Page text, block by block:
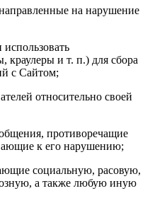
на нарушение
краулеры и т. п.) для сбора
с Сайтом;
относительно своей
противоречащие
к его нарушению;
социальную, расовую,
а также любую иную